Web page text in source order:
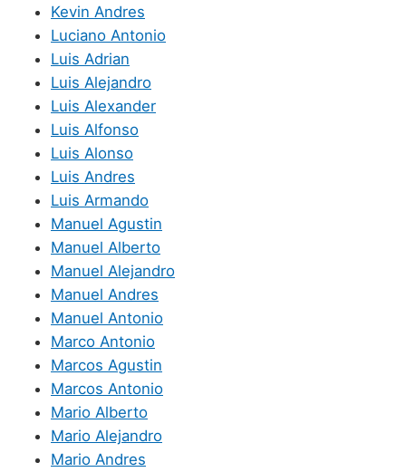
Kevin Andres
Luciano Antonio
Luis Adrian
Luis Alejandro
Luis Alexander
Luis Alfonso
Luis Alonso
Luis Andres
Luis Armando
Manuel Agustin
Manuel Alberto
Manuel Alejandro
Manuel Andres
Manuel Antonio
Marco Antonio
Marcos Agustin
Marcos Antonio
Mario Alberto
Mario Alejandro
Mario Andres